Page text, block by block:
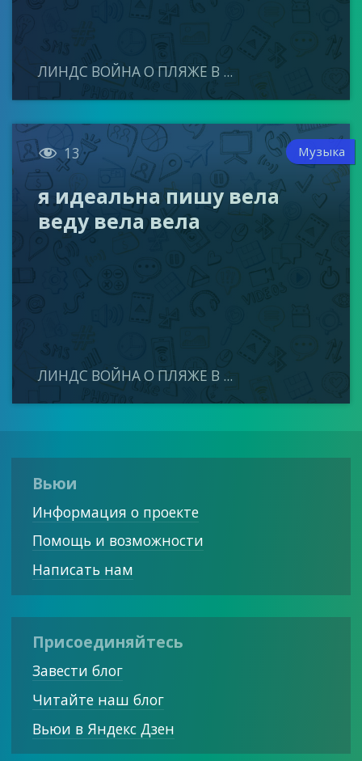
ЛИНДС ВОЙНА О ПЛЯЖЕ В ...
 13 Музыка
я идеальна пишу вела
веду вела вела
ЛИНДС ВОЙНА О ПЛЯЖЕ В ...
Вьюи
Информация о проекте
Помощь и возможности
Написать нам
Присоединяйтесь
Завести блог
Читайте наш блог
Вьюи в Яндекс Дзен